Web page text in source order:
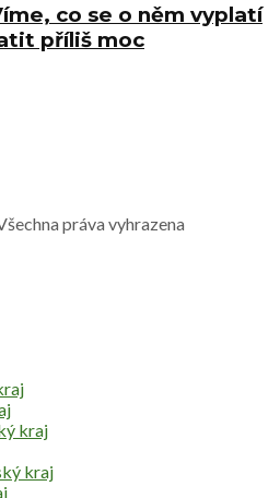
co se o něm vyplatí
příliš moc
práva vyhrazena
kraj
kraj